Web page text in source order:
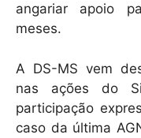
angariar apoio
meses.
A DS-MS vem
nas ações do
participação
caso da última